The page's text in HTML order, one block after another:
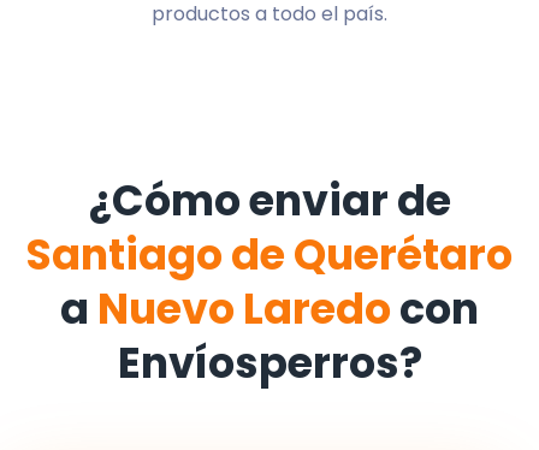
productos a todo el país.
¿Cómo enviar de
Santiago de Querétaro
a Nuevo Laredocon
Envíosperros?